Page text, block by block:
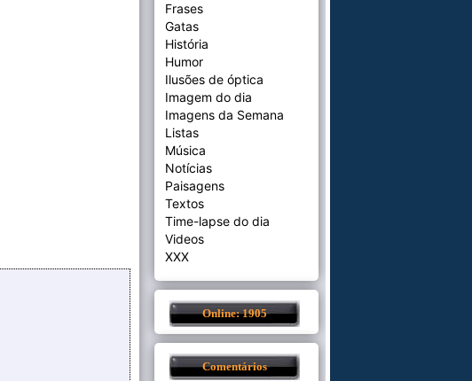
Frases
Gatas
História
Humor
Ilusões de óptica
Imagem do dia
Imagens da Semana
Listas
Música
Notícias
Paisagens
Textos
Time-lapse do dia
Videos
XXX
Online: 1905
Comentários